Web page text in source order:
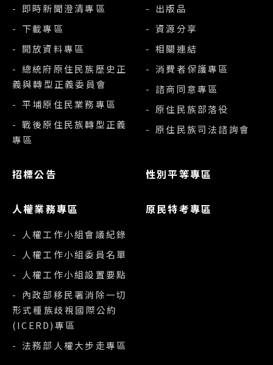
- 即時新聞澄清專區
- 下載專區
- 開放資料專區
- 總統府原住民族歷史正
義與轉型正義委員會
- 平埔原住民業務專區
- 戰後原住民族轉型正義
專區
- 出版品
- 資源分享
- 相關連結
- 消費者保護專區
- 諮商同意專區
- 原住民族部落役
- 原住民族司法諮詢會
招標公告 性別平等專區
人權業務專區
- 人權工作小組會議紀錄
- 人權工作小組委員名單
- 人權工作小組設置要點
- 內政部移民署消除一切
形式種族歧視國際公約
(ICERD)專區
- 法務部人權大步走專區
原民特考專區